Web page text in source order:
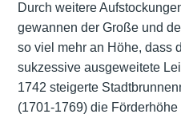
Durch weitere
gewannen der Große und
so viel mehr an Höhe, dass
sukzessive ausgeweitete
1742 steigerte
(1701-1769) die